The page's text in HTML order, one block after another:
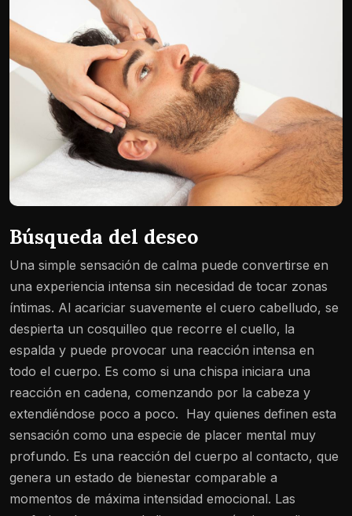
Búsqueda del deseo
Una simple sensación de calma puede convertirse en
una experiencia intensa sin necesidad de tocar zonas
íntimas. Al acariciar suavemente el cuero cabelludo, se
despierta un cosquilleo que recorre el cuello, la
espalda y puede provocar una reacción intensa en
todo el cuerpo. Es como si una chispa iniciara una
reacción en cadena, comenzando por la cabeza y
extendiéndose poco a poco. Hay quienes definen esta
sensación como una especie de placer mental muy
profundo. Es una reacción del cuerpo al contacto, que
genera un estado de bienestar comparable a
momentos de máxima intensidad emocional. Las